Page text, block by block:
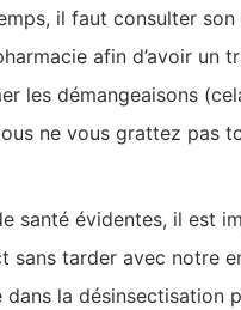
il faut consulter son
afin d’avoir un
les démangeaisons
ne vous grattez pas
santé évidentes, il est
sans tarder avec notre
la désinsectisation